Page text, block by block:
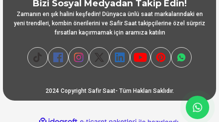
Bizi Sosyal Medyadan Takip Edin!
Zamanın en şık halini keşfedin! Dünyaca ünlü saat markalarındaki en
yeni trendleri, kombin önerilerini ve Safir Saat takipçilerine özel sürpriz
fırsatları kaçırmamak için aramıza katılın
2024 Copyright Safir Saat- Tüm Hakları Saklıdır.